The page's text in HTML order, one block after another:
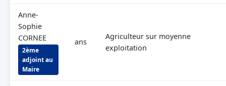
Anne-
Sophie
CORNEE
2ème
adjoint au
Maire
ans
Agriculteur sur moyenne
exploitation